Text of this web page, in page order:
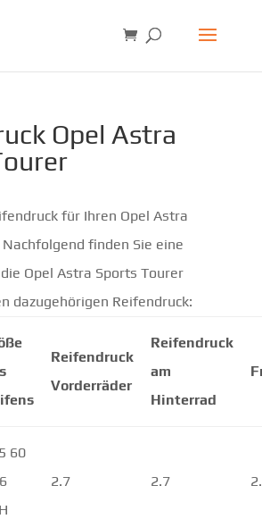
Opel Astra
für Ihren Opel Astra
finden Sie eine
Opel Astra Sports Tourer
dazugehörigen Reifendruck:
Reifendruck
Vorderräder
Reifendruck
am
Hinterrad
60
2.7 2.7